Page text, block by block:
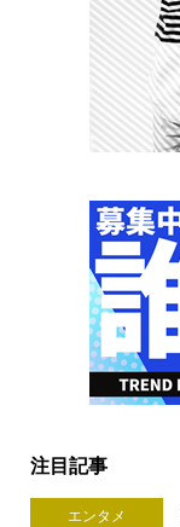
注目記事
エンタメ